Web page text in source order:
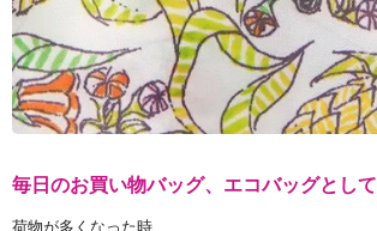
毎日のお買い物バッグ、エコバッグとして
荷物が多くなった時、